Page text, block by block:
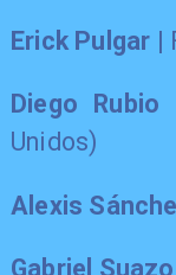
Erick Pulgar |
Diego Rubio
Unidos)
Alexis
Gabriel Suazo